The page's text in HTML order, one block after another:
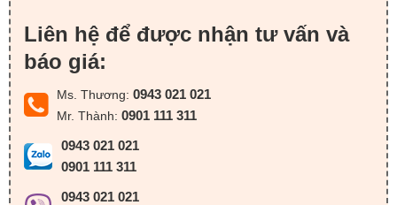
Liên hệ để được nhận tư vấn và
báo giá:
Ms. Thương: 0943 021 021
Mr. Thành: 0901 111 311
0943 021 021
0901 111 311
0943 021 021